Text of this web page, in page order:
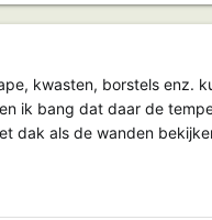
kwasten, borstels enz.
ik bang dat daar de
dak als de wanden